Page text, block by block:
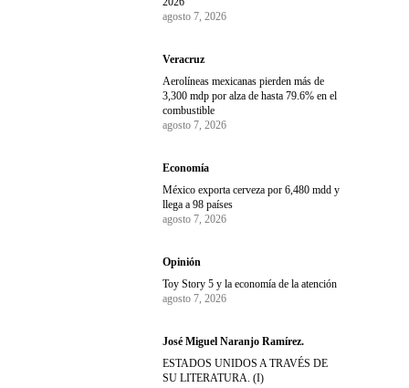
agosto 7, 2026
Veracruz
Aerolíneas mexicanas pierden más de
3,300 mdp por alza de hasta 79.6% en el
combustible
agosto 7, 2026
Economía
México exporta cerveza por 6,480 mdd y
llega a 98 países
agosto 7, 2026
Opinión
Toy Story 5 y la economía de la atención
agosto 7, 2026
José Miguel Naranjo Ramírez.
ESTADOS UNIDOS A TRAVÉS DE
SU LITERATURA. (I)